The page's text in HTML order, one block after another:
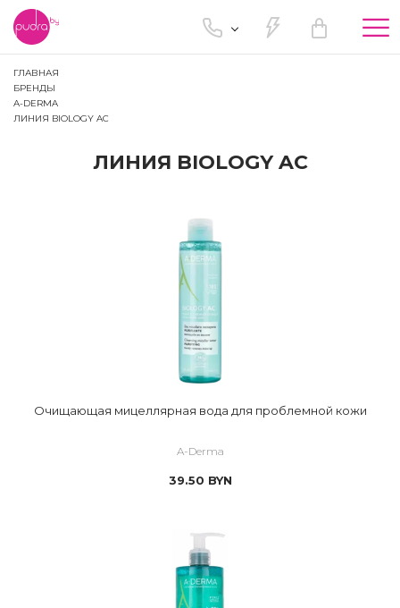
ГЛАВНАЯ
БРЕНДЫ
A-DERMA
ЛИНИЯ BIOLOGY AC
ЛИНИЯ BIOLOGY AC
Очищающая мицеллярная вода для проблемной кожи
A-Derma
39.50 BYN